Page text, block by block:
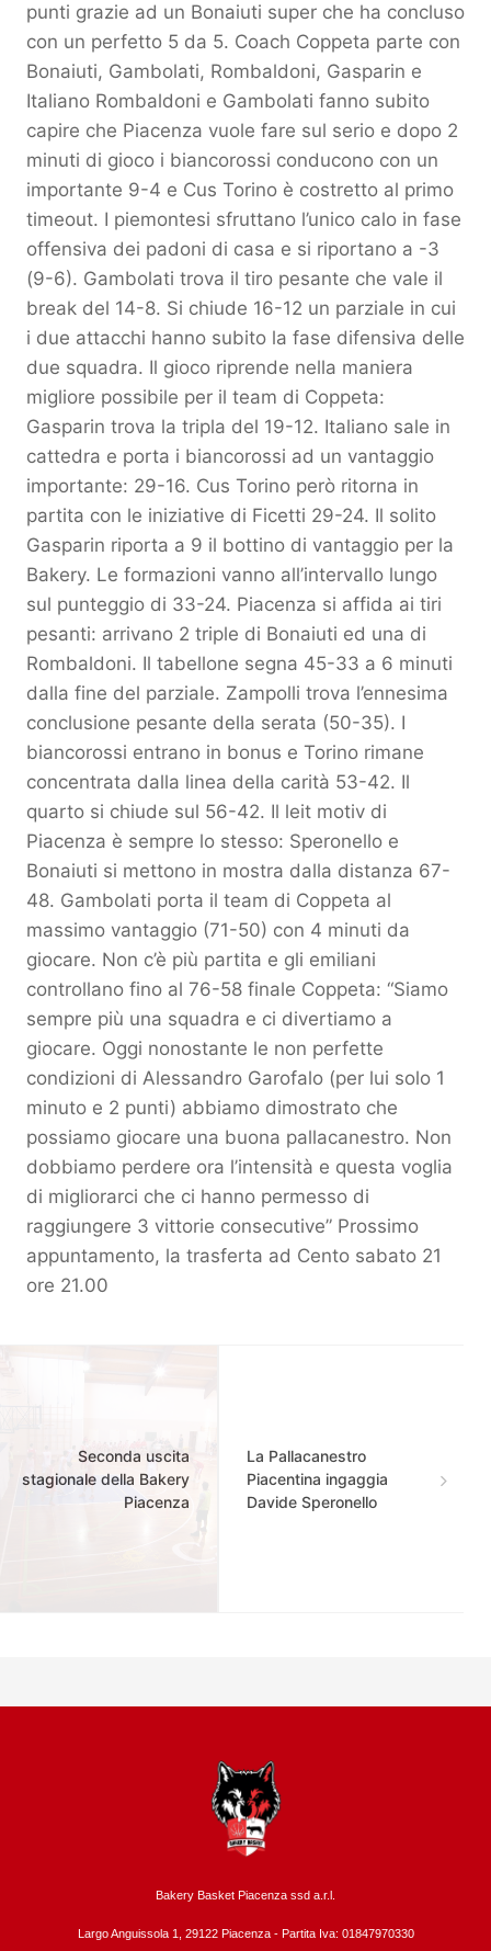
punti grazie ad un Bonaiuti super che ha concluso
con un perfetto 5 da 5. Coach Coppeta parte con
Bonaiuti, Gambolati, Rombaldoni, Gasparin e
Italiano Rombaldoni e Gambolati fanno subito
capire che Piacenza vuole fare sul serio e dopo 2
minuti di gioco i biancorossi conducono con un
importante 9-4 e Cus Torino è costretto al primo
timeout. I piemontesi sfruttano l’unico calo in fase
offensiva dei padoni di casa e si riportano a -3
(9-6). Gambolati trova il tiro pesante che vale il
break del 14-8. Si chiude 16-12 un parziale in cui
i due attacchi hanno subito la fase difensiva delle
due squadra. Il gioco riprende nella maniera
migliore possibile per il team di Coppeta:
Gasparin trova la tripla del 19-12. Italiano sale in
cattedra e porta i biancorossi ad un vantaggio
importante: 29-16. Cus Torino però ritorna in
partita con le iniziative di Ficetti 29-24. Il solito
Gasparin riporta a 9 il bottino di vantaggio per la
Bakery. Le formazioni vanno all’intervallo lungo
sul punteggio di 33-24. Piacenza si affida ai tiri
pesanti: arrivano 2 triple di Bonaiuti ed una di
Rombaldoni. Il tabellone segna 45-33 a 6 minuti
dalla fine del parziale. Zampolli trova l’ennesima
conclusione pesante della serata (50-35). I
biancorossi entrano in bonus e Torino rimane
concentrata dalla linea della carità 53-42. Il
quarto si chiude sul 56-42. Il leit motiv di
Piacenza è sempre lo stesso: Speronello e
Bonaiuti si mettono in mostra dalla distanza 67-
48. Gambolati porta il team di Coppeta al
massimo vantaggio (71-50) con 4 minuti da
giocare. Non c’è più partita e gli emiliani
controllano fino al 76-58 finale Coppeta: “Siamo
sempre più una squadra e ci divertiamo a
giocare. Oggi nonostante le non perfette
condizioni di Alessandro Garofalo (per lui solo 1
minuto e 2 punti) abbiamo dimostrato che
possiamo giocare una buona pallacanestro. Non
dobbiamo perdere ora l’intensità e questa voglia
di migliorarci che ci hanno permesso di
raggiungere 3 vittorie consecutive” Prossimo
appuntamento, la trasferta ad Cento sabato 21
ore 21.00
Seconda uscita
stagionale della Bakery
Piacenza
La Pallacanestro
Piacentina ingaggia
Davide Speronello
Bakery Basket Piacenza ssd a.r.l.
Largo Anguissola 1, 29122 Piacenza - Partita Iva: 01847970330